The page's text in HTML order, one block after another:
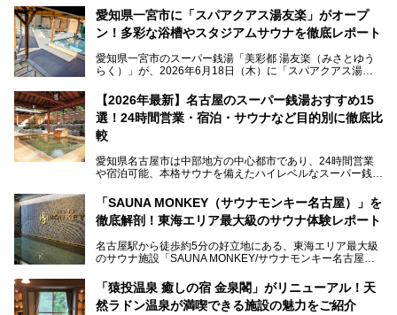
愛知県一宮市に「スパアクアス湯友楽」がオープ
ン！多彩な浴槽やスタジアムサウナを徹底レポート
愛知県一宮市のスーパー銭湯「美彩都 湯友楽（みさとゆう
らく）」が、2026年6月18日（木）に「スパアクアス湯友
この地で30年にわたり愛され続けてきた施設だからこそ、
地元住民をはじめオープンを待ちわびている人も多いのでは
ないでしょうか。
老朽化した設備の補修を機に、2年前からじっくり構想を練
ってきたというだけあって、館内の充実度は想像以上。
以前の4倍に拡張したという露天エリアや10の浴槽、40人収
容の巨大なスタジアムサウナに、岩盤浴やリラクゼーション
までまるごと楽しめる施設に生まれ変わりました。
今回は、全面リニューアルして新しくなった「スパアクアス
【2026年最新】名古屋のスーパー銭湯おすすめ15
選！24時間営業・宿泊・サウナなど目的別に徹底比
較
愛知県名古屋市は中部地方の中心都市であり、24時間営業
や宿泊可能、本格サウナを備えたハイレベルなスーパー銭湯
そのため、「日々の仕事の疲れを心身ともにリセットした
い」「休日に時間を忘れて1日中ダラダラ過ごしたい」「コ
くある点が魅力です！
お好みの温泉施設を見つけて楽しんでくださいね。
「SAUNA MONKEY（サウナモンキー名古屋）」を
徹底解剖！東海エリア最大級のサウナ体験レポート
名古屋駅から徒歩約5分の好立地にある、東海エリア最大級
のサウナ施設「SAUNA MONKEY/サウナモンキー名古屋」
「名古屋駅周辺ってサウナが少ないよね」という声をよく耳
にするだけあり、アクセスの良さにも胸が高鳴ります。
今回は普段は男性専用となっているパブリックサウナが、女
「猿投温泉 癒しの宿 金泉閣」がリニューアル！天
然ラドン温泉が満喫できる施設の魅力をご紹介